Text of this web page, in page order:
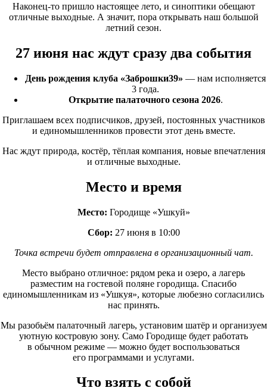
Наконец-то пришло настоящее лето, и синоптики обещают
отличные выходные. А значит, пора открывать наш большой
летний сезон.
27 июня нас ждут сразу два события
День рождения клуба «Заброшки39» — нам исполняется
3 года.
Открытие палаточного сезона 2026.
Приглашаем всех подписчиков, друзей, постоянных участников
и единомышленников провести этот день вместе.
Нас ждут природа, костёр, тёплая компания, новые впечатления
и отличные выходные.
Место и время
Место: Городище «Ушкуй»
Сбор: 27 июня в 10:00
Точка встречи будет отправлена в организационный чат.
Место выбрано отличное: рядом река и озеро, а лагерь
разместим на гостевой поляне городища. Спасибо
единомышленникам из «Ушкуя», которые любезно согласились
нас принять.
Мы разобьём палаточный лагерь, установим шатёр и организуем
уютную костровую зону. Само Городище будет работать
в обычном режиме — можно будет воспользоваться
его программами и услугами.
Что взять с собой